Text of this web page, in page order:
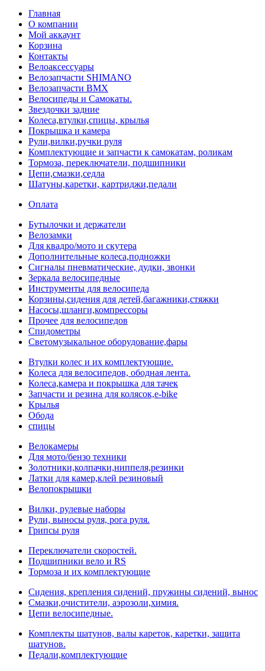
Главная
О компании
Мой аккаунт
Корзина
Контакты
Велоаксессуары
Велозапчасти SHIMANO
Велозапчасти BMX
Велосипеды и Самокаты.
Звездочки задние
Колеса,втулки,спицы, крылья
Покрышка и камера
Рули,вилки,ручки руля
Комплектующие и запчасти к самокатам, роликам
Тормоза, переключатели, подшипники
Цепи,смазки,седла
Шатуны,каретки, картриджи,педали
Оплата
Бутылочки и держатели
Велозамки
Для квадро/мото и скутера
Дополнительные колеса,подножки
Сигналы пневматические, дудки, звонки
Зеркала велосипедные
Инструменты для велосипеда
Корзины,сидения для детей,багажники,стяжки
Насосы,шланги,компрессоры
Прочее для велосипедов
Спидометры
Светомузыкальное оборудование,фары
Втулки колес и их комплектующие.
Колеса для велосипедов, ободная лента.
Колеса,камера и покрышка для тачек
Запчасти и резина для колясок,e-bike
Крылья
Обода
спицы
Велокамеры
Для мото/бензо техники
Золотники,колпачки,ниппеля,резинки
Латки для камер,клей резиновый
Велопокрышки
Вилки, рулевые наборы
Рули, выносы руля, рога руля.
Грипсы руля
Переключатели скоростей.
Подшипники вело и RS
Тормоза и их комплектующие
Сидения, крепления сидений, пружины сидений, вынос
Смазки,очистители, аэрозоли,химия.
Цепи велосипедные.
Комплекты шатунов, валы кареток, каретки, защита
шатунов.
Педали,комплектующие